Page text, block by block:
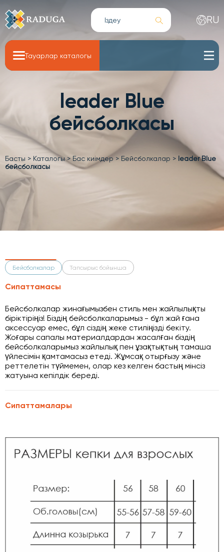
RU
Тауарлар каталогы
leader Blue
бейсболкасы
Басты > Каталогы>Бас киімдер> Бейсболкалар > leader Blue
бейсболкасы
Бейсболкалар Тапсырыс бойынша
Сипаттамасы
Бейсболкалар жинағымызбен стиль мен жайлылықты
біріктіріңіз! Біздің бейсболкаларымыз - бұл жай ғана
аксессуар емес, бұл сіздің жеке стиліңізді бекіту.
Жоғары сапалы материалдардан жасалған біздің
бейсболкаларымыз жайлылық пен ұзақтықтың тамаша
үйлесімін қамтамасыз етеді. Жұмсақ отырғызу және
реттелетін түймемен, олар кез келген бастың мінсіз
жатуына кепілдік береді.
Сипаттамалары